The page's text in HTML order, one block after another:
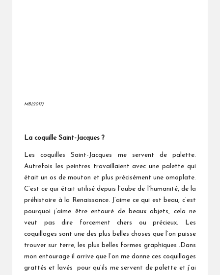
MB(2017)
La coquille Saint-Jacques ?
Les coquilles Saint-Jacques me servent de palette.
Autrefois les peintres travaillaient avec une palette qui
était un os de mouton et plus précisément une omoplate.
C’est ce qui était utilisé depuis l’aube de l’humanité, de la
préhistoire à la Renaissance. J’aime ce qui est beau, c’est
pourquoi j’aime être entouré de beaux objets, cela ne
veut pas dire forcement chers ou précieux. Les
coquillages sont une des plus belles choses que l’on puisse
trouver sur terre, les plus belles formes graphiques .Dans
mon entourage il arrive que l’on me donne ces coquillages
grattés et lavés pour qu’ils me servent de palette et j’ai